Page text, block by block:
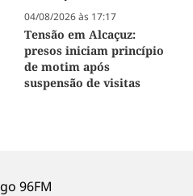
04/08/2026 às 17:17
Tensão em Alcaçuz:
presos iniciam princípio
de motim após
suspensão de visitas